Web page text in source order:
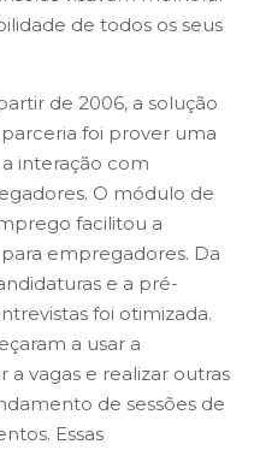
de todos os seus
de 2006, a solução
foi prover uma
interação com
O módulo de
facilitou a
empregadores. Da
e a pré-
foi otimizada.
a usar a
vagas e realizar outras
de sessões de
Essas